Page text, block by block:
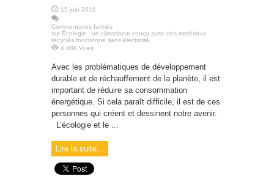
15 juin 2016
Commentaires fermés
sur Écologie : un climatiseur conçu avec des matériaux
recyclés fonctionne sans électricité.
4,888 Vues
Avec les problématiques de développement
durable et de réchauffement de la planète, il est
important de réduire sa consommation
énergétique. Si cela paraît difficile, il est de ces
personnes qui créent et dessinent notre avenir.
L’écologie et le ...
Lire la suite...